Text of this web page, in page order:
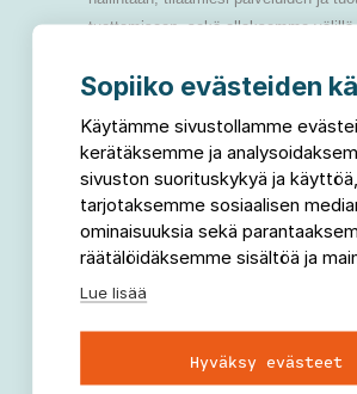
Sopiiko evästeiden
Käytämme sivustollamme
kerätäksemme ja
sivuston suorituskykyä ja käyttöä,
tarjotaksemme sosiaalisen
ominaisuuksia sekä
räätälöidäksemme sisältöä ja
Lue lisää
Hyväksy evästeet